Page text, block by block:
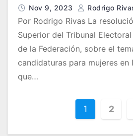
Nov 9, 2023 Rodrigo
Por Rodrigo Rivas La
Superior del Tribunal
de la Federación, sobre el
candidaturas para mujeres en
que…
1 2